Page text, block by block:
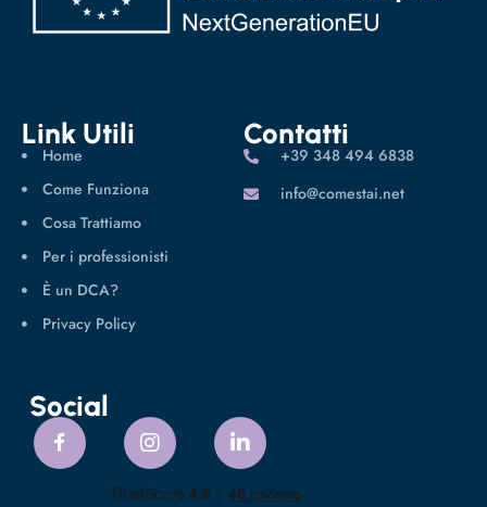
Link Utili
Home
Come Funziona
Cosa Trattiamo
Per i professionisti
È un DCA?
Privacy Policy
Contatti
‪+39 348 494 6838
info@comestai.net
Social